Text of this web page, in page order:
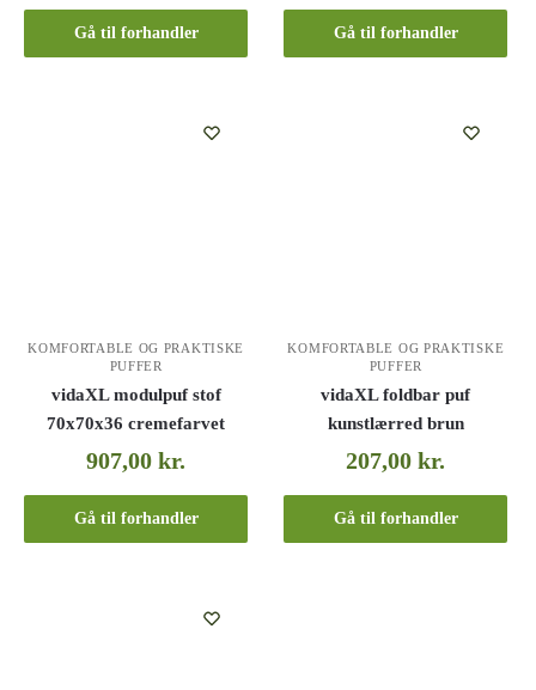
Gå til forhandler Gå til forhandler
KOMFORTABLE OG PRAKTISKE
PUFFER
vidaXL modulpuf stof
70x70x36 cremefarvet
907,00kr.
Gå til forhandler
KOMFORTABLE OG PRAKTISKE
PUFFER
vidaXL foldbar puf
kunstlærred brun
207,00kr.
Gå til forhandler